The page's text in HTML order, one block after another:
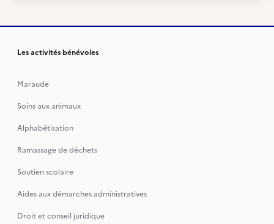
Les activités bénévoles
Maraude
Soins aux animaux
Alphabétisation
Ramassage de déchets
Soutien scolaire
Aides aux démarches administratives
Droit et conseil juridique